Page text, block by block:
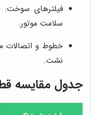
فیلترهای سوخت:
سلامت موتور.
خطوط و اتصالات
نشت.
جدول مقایسه